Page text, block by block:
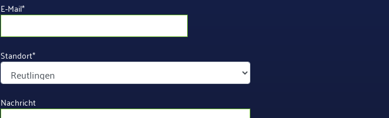
E-Mail*
Standort*
Nachricht